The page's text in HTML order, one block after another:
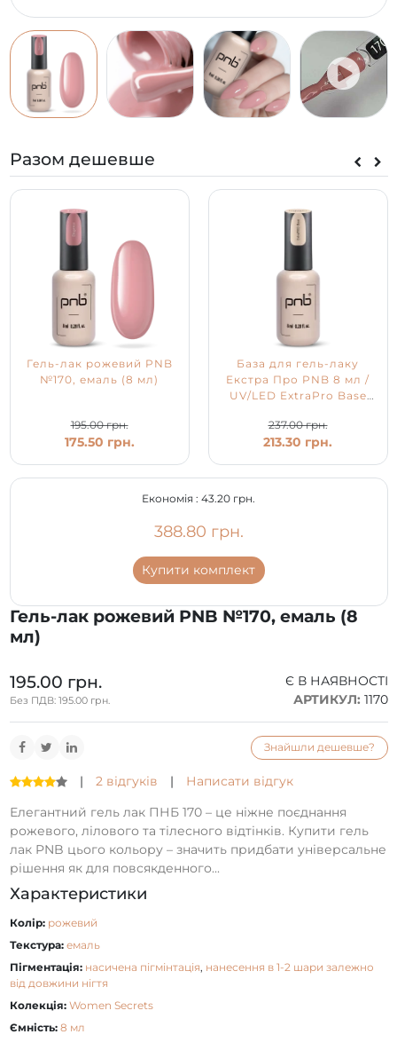
Гель-лак рожевий PNB №170, емаль (8
мл)
| 2 відгуків |
Написати відгук
Елегантний гель лак ПНБ 170 – це ніжне поєднання
рожевого, лілового та тілесного відтінків. Купити гель
лак PNB цього кольору – значить придбати універсальне
рішення як для повсякденного...
Характеристики
Колір: рожевий
Текстура: емаль
Пігментація: насичена пігмінтація, нанесення в 1-2 шари залежно
від довжини нігтя
Колекція: Women Secrets
Ємність: 8 мл
195.00 грн.
Без ПДВ: 195.00 грн.
Є В НАЯВНОСТІ
АРТИКУЛ: 1170
Знайшли дешевше?
Разом дешевше
Гель-лак рожевий PNB
№170, емаль (8 мл)
195.00 грн.
175.50 грн.
База для гель-лаку
Екстра Про PNB 8 мл /
UV/LED ExtraPro Base
237.00 грн.
213.30 грн.
Економія : 43.20 грн.
388.80 грн.
Купити комплект